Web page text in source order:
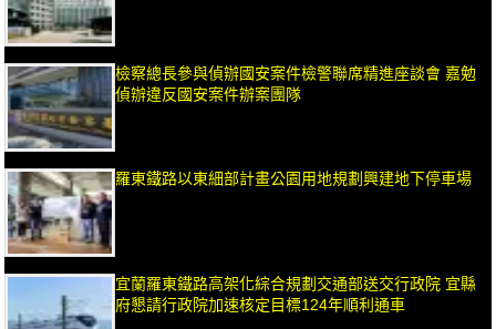
檢察總長參與偵辦國安案件檢警聯席精進座談會 嘉勉
偵辦違反國安案件辦案團隊
羅東鐵路以東細部計畫公園用地規劃興建地下停車場
宜蘭羅東鐵路高架化綜合規劃交通部送交行政院 宜縣
府懇請行政院加速核定目標124年順利通車